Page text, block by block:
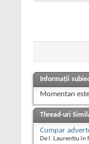
Informații
Momentan
Thread-uri
Cumpar
De I. Laurentiu